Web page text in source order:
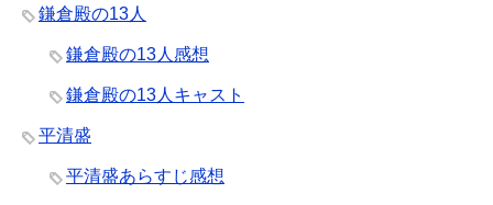
鎌倉殿の13人
鎌倉殿の13人感想
鎌倉殿の13人キャスト
平清盛
平清盛あらすじ感想